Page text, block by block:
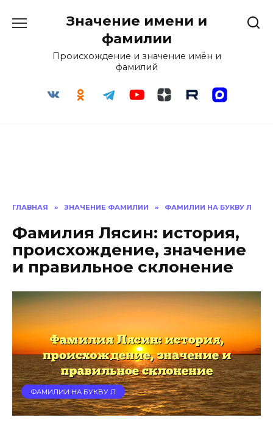
Значение имени и
фамилии
Происхождение и значение имён и
фамилий
ГЛАВНАЯ » ЗНАЧЕНИЕ ФАМИЛИИ » ФАМИЛИИ НА БУКВУ Л
Фамилия Лясин: история,
происхождение, значение
и правильное склонение
ФАМИЛИИ НА БУКВУ Л